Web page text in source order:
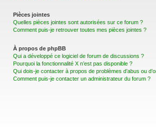
Pièces jointes
Quelles pièces jointes sont autorisées sur ce forum ?
Comment puis-je retrouver toutes mes pièces jointes ?
À propos de phpBB
Qui a développé ce logiciel de forum de discussions ?
Pourquoi la fonctionnalité X n’est pas disponible ?
Qui dois-je contacter à propos de problèmes d’abus ou
Comment puis-je contacter un administrateur du forum ?